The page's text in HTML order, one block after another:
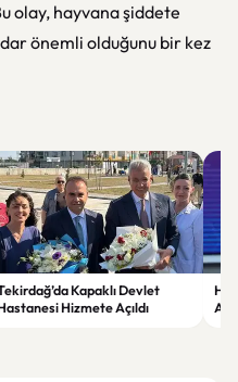
olay, hayvana şiddete
önemli olduğunu bir kez
Kapaklı Devlet
Hizmete Açıldı